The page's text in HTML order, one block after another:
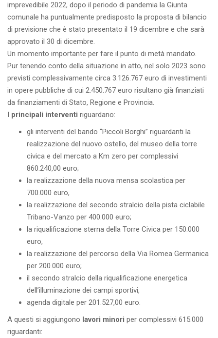
imprevedibile 2022, dopo il periodo di pandemia la Giunta
comunale ha puntualmente predisposto la proposta di bilancio
di previsione che è stato presentato il 19 dicembre e che sarà
approvato il 30 di dicembre.
Un momento importante per fare il punto di metà mandato.
Pur tenendo conto della situazione in atto, nel solo 2023 sono
previsti complessivamente circa 3.126.767 euro di investimenti
in opere pubbliche di cui 2.450.767 euro risultano già finanziati
da finanziamenti di Stato, Regione e Provincia.
principali interventi riguardano:
gli interventi del bando “Piccoli Borghi” riguardanti la
realizzazione del nuovo ostello, del museo della torre
civica e del mercato a Km zero per complessivi
860.240,00 euro;
la realizzazione della nuova mensa scolastica per
700.000 euro,
la realizzazione del secondo stralcio della pista ciclabile
Tribano-Vanzo per 400.000 euro;
la riqualificazione sterna della Torre Civica per 150.000
euro,
la realizzazione del percorso della Via Romea Germanica
per 200.000 euro;
il secondo stralcio della riqualificazione energetica
dell’illuminazione dei campi sportivi,
agenda digitale per 201.527,00 euro.
A questi si aggiungono lavori minori per complessivi 615.000
riguardanti: